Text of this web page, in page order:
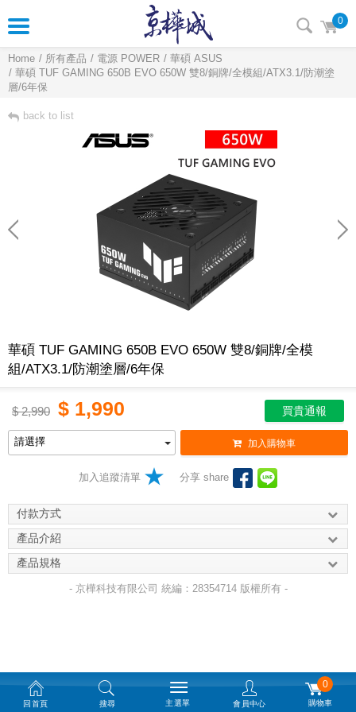
0
Home 所有產品 電源 POWER
華碩 ASUS
華碩 TUF GAMING 650B EVO 650W 雙8/銅牌/全模組/ATX3.1/防潮塗
層/6年保
back to list
華碩 TUF GAMING 650B EVO 650W 雙8/銅牌/全模
組/ATX3.1/防潮塗層/6年保
$2,990 $ 1,990 買貴通報
加入購物車
加入追蹤清單 分享 share
付款方式
產品介紹
產品規格
- 京樺科技有限公司 統編：28354714 版權所有 -
回首頁 搜尋 主選單 會員中心
0
購物車